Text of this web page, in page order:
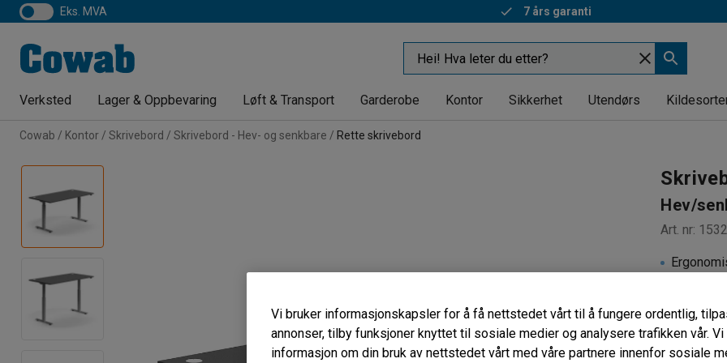
eks. MVA 7 års garanti
Verksted Lager & Oppbevaring Løft & Transport Garderobe Kontor Sikkerhet Utendørs
Cowab Kontor Skrivebord Skrivebord - Hev- og senkbare Rette skrivebord
Hev/
Art. nr:
Lengde
Vi bruker informasjonskapsler for å få nettstedet vårt til å fungere ordentlig,
annonser, tilby funksjoner knyttet til sosiale medier og analysere trafikken vår.
informasjon om din bruk av nettstedet vårt med våre partnere innenfor sosiale